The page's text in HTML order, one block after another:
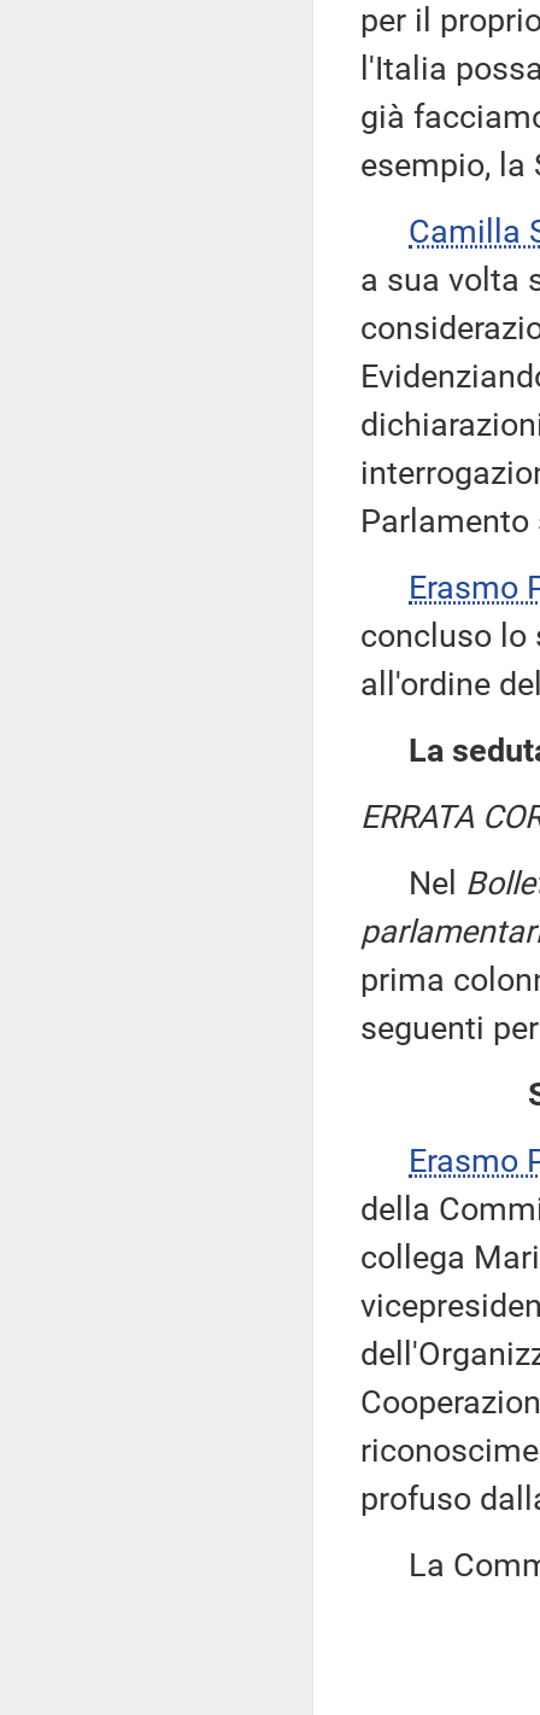
per il
l'Italia
già
esempio, la
Camilla
a sua volta
Erasmo
concluso lo
all'ordine
La
ERRATA
Nel
prima
seguenti
Erasmo
della
collega
profuso
La